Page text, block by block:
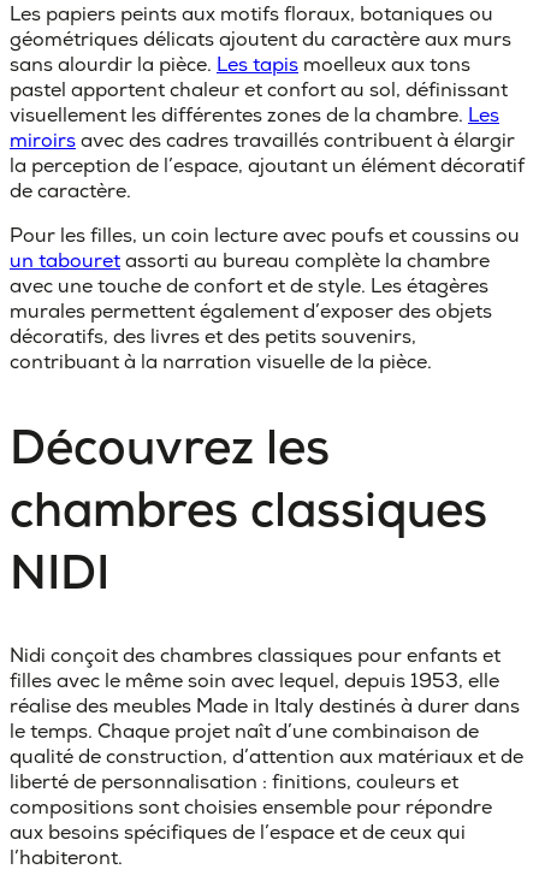
Les papiers peints aux motifs floraux, botaniques ou
géométriques délicats ajoutent du caractère aux murs
sans alourdir la pièce. Les tapis moelleux aux tons
pastel apportent chaleur et confort au sol, définissant
visuellement les différentes zones de la chambre. Les
miroirsavec des cadres travaillés contribuent à élargir
la perception de l’espace, ajoutant un élément décoratif
de caractère.
Pour les filles, un coin lecture avec poufs et coussins ou
un tabouretassorti au bureau complète la chambre
avec une touche de confort et de style. Les étagères
murales permettent également d’exposer des objets
décoratifs, des livres et des petits souvenirs,
contribuant à la narration visuelle de la pièce.
Découvrez les
chambres classiques
NIDI
Nidi conçoit des chambres classiques pour enfants et
filles avec le même soin avec lequel, depuis 1953, elle
réalise des meubles Made in Italy destinés à durer dans
le temps. Chaque projet naît d’une combinaison de
qualité de construction, d’attention aux matériaux et de
liberté de personnalisation : finitions, couleurs et
compositions sont choisies ensemble pour répondre
aux besoins spécifiques de l’espace et de ceux qui
l’habiteront.